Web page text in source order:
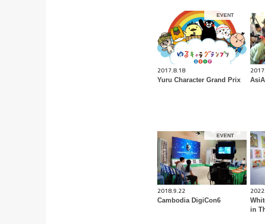
EVENT
2017.8.18
Yuru Character Grand Prix
EVENT
2018.9.22
Cambodia DigiCon6
in